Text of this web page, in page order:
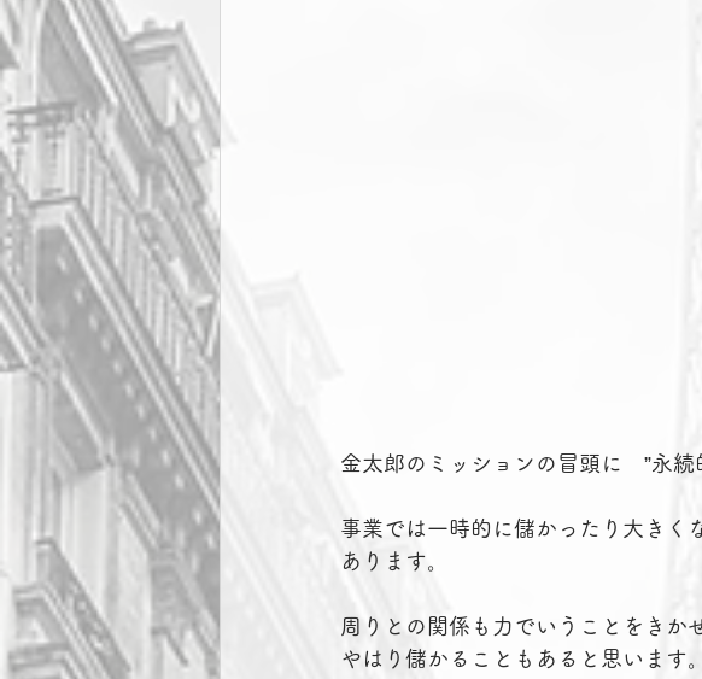
金太郎のミッションの冒頭に　”永
事業では一時的に儲かったり大きく
あります。
周りとの関係も力でいうことをきか
やはり儲かることもあると思います。